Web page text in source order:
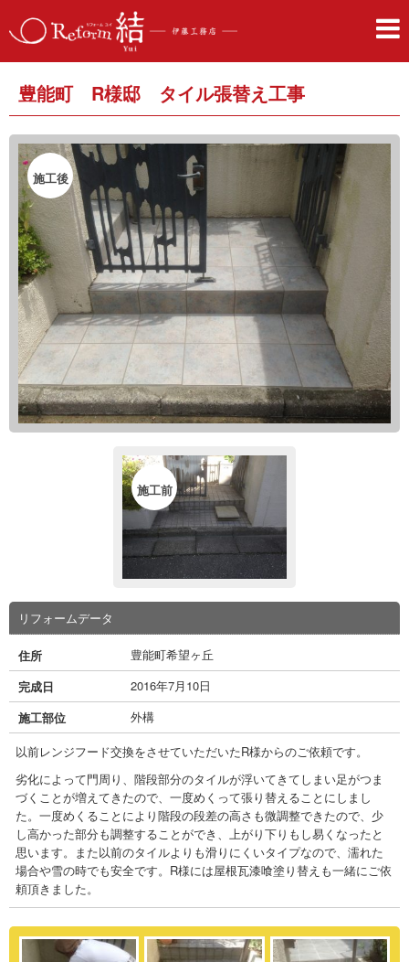
豊能町 R様邸 タイル張替え工事
施工後
施工前
リフォームデータ
住所
豊能町希望ヶ丘
完成日
2016年7月10日
施工部位
外構
以前レンジフード交換をさせていただいたR様からのご依頼です。
劣化によって門周り、階段部分のタイルが浮いてきてしまい足がつま
づくことが増えてきたので、一度めくって張り替えることにしまし
た。一度めくることにより階段の段差の高さも微調整できたので、少
し高かった部分も調整することができ、上がり下りもし易くなったと
思います。また以前のタイルよりも滑りにくいタイプなので、濡れた
場合や雪の時でも安全です。R様には屋根瓦漆喰塗り替えも一緒にご依
頼頂きました。